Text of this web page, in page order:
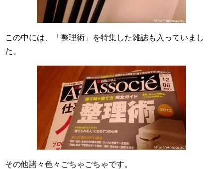
この中には、「整理術」を特集した雑誌も入っていまし
た。
その他諸々色々ごちゃごちゃです。